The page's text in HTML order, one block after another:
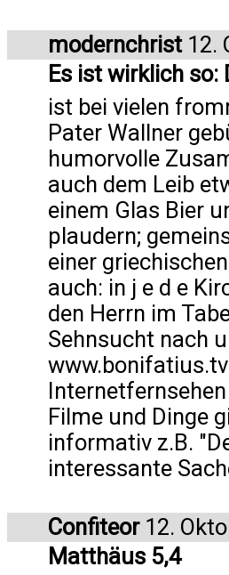
modernchrist12.
Es ist wirklich so:
ist bei vielen
Pater Wallner
humorvolle
auch dem Leib
einem Glas Bier
plaudern;
einer
auch: in j e d e
den Herrn im
Sehnsucht nach
Filme und Dinge
informativ z.B.
interessante
Confiteor12.
Matthäus 5,4